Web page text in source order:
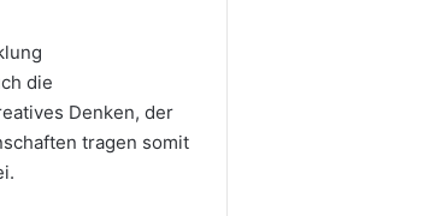
die
Denken, der
tragen somit